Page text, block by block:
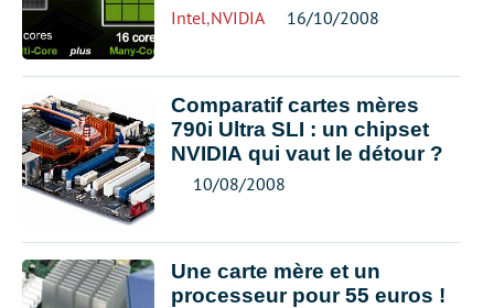
Intel,NVIDIA 16/10/2008
Comparatif cartes mères
790i Ultra SLI : un chipset
NVIDIA qui vaut le détour ?
10/08/2008
Une carte mère et un
processeur pour 55 euros !